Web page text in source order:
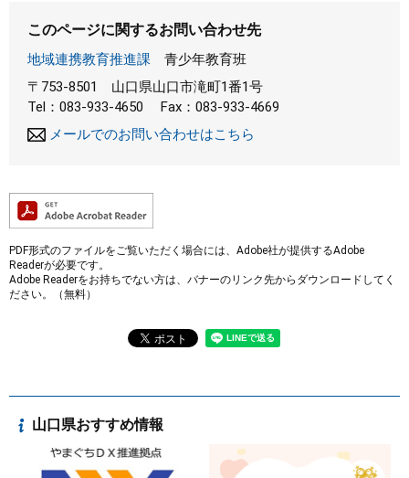
このページに関するお問い合わせ先
地域連携教育推進課
青少年教育班
〒753-8501
山口県山口市滝町1番1号
Tel：083-933-4650
Fax：083-933-4669
メールでのお問い合わせはこちら
PDF形式のファイルをご覧いただく場合には、Adobe社が提供するAdobe
Readerが必要です。
Adobe Readerをお持ちでない方は、バナーのリンク先からダウンロードしてく
ださい。（無料）
山口県おすすめ情報